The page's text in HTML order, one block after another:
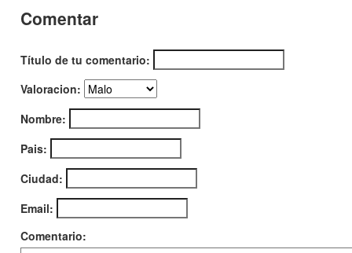
Comentar
Título de tu comentario:
Valoracion:
Nombre:
Pais:
Ciudad:
Email:
Comentario: